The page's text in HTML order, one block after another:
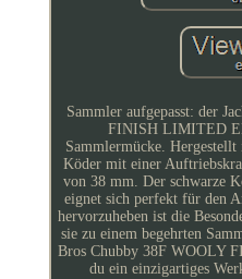
Sammler aufgepasst: der
FINISH LIMITED
Sammlermücke.
Köder mit einer
von 38 mm. Der schwarze
eignet sich perfekt für den
hervorzuheben ist die
sie zu einem begehrten
Bros Chubby 38F WOOLY
du ein einzigartiges